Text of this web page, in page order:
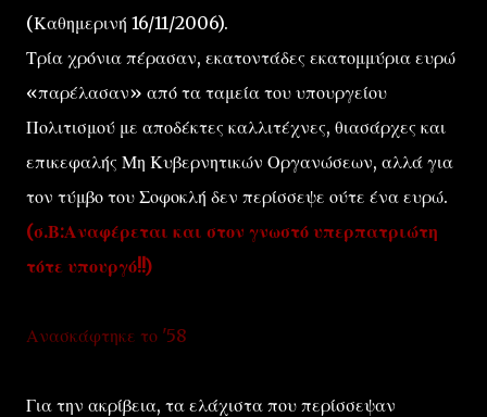
(Καθημερινή 16/11/2006).
Τρία χρόνια πέρασαν, εκατοντάδες εκατομμύρια ευρώ
«παρέλασαν» από τα ταμεία του υπουργείου
Πολιτισμού με αποδέκτες καλλιτέχνες, θιασάρχες και
επικεφαλής Μη Κυβερνητικών Οργανώσεων, αλλά για
τον τύμβο του Σοφοκλή δεν περίσσεψε ούτε ένα ευρώ.
(σ.Β:Αναφέρεται και στον γνωστό υπερπατριώτη
τότε υπουργό!!)
Ανασκάφτηκε το '58
Για την ακρίβεια, τα ελάχιστα που περίσσεψαν